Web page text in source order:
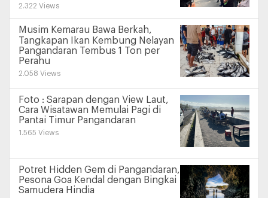
2.322 Views
Musim Kemarau Bawa Berkah,
Tangkapan Ikan Kembung Nelayan
Pangandaran Tembus 1 Ton per
Perahu
2.058 Views
Foto : Sarapan dengan View Laut,
Cara Wisatawan Memulai Pagi di
Pantai Timur Pangandaran
1.565 Views
Potret Hidden Gem di Pangandaran,
Pesona Goa Kendal dengan Bingkai
Samudera Hindia